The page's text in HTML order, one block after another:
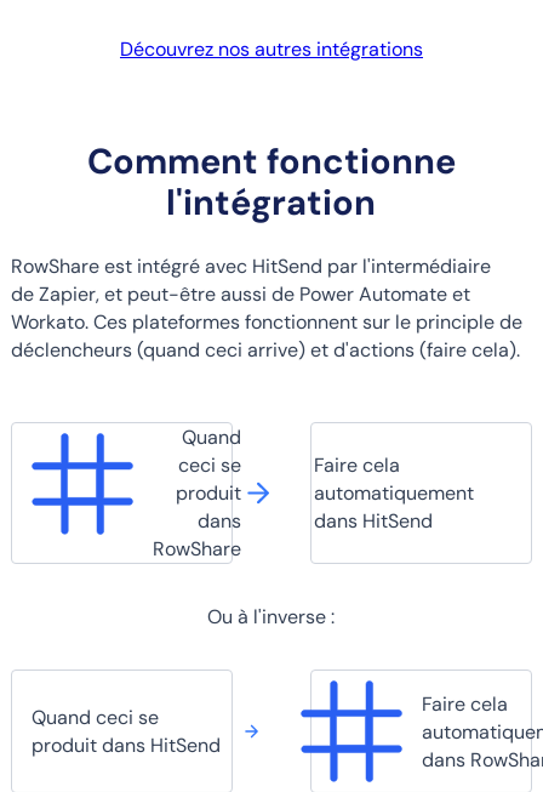
Découvrez nos autres intégrations
Comment fonctionne
l'intégration
RowShare est intégré avec HitSend par l'intermédiaire
de Zapier, et peut-être aussi de Power Automate et
Workato. Ces plateformes fonctionnent sur le principle de
déclencheurs (quand ceci arrive) et d'actions (faire cela).
Quand
ceci se
produit
dans
RowShare
Faire cela
automatiquement
dans HitSend
Ou à l'inverse :
Quand ceci se
produit dans HitSend
Faire cela
dans